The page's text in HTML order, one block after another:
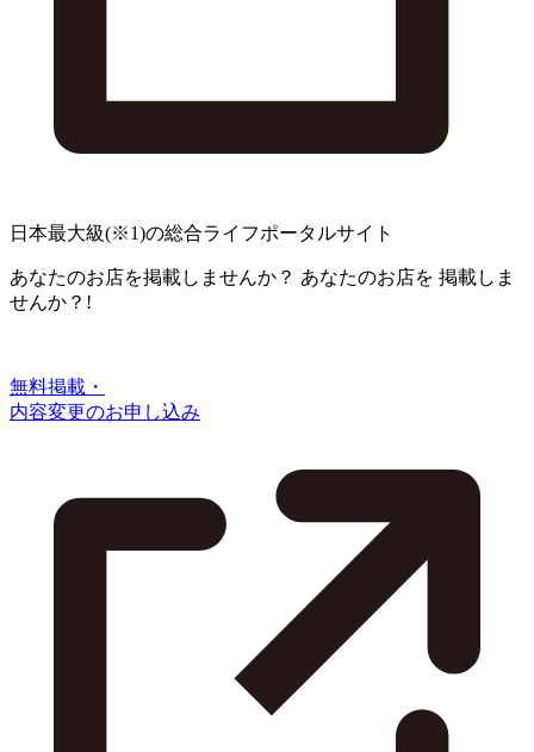
日本最大級(※1)の総合ライフポータルサイト
あなたのお店を掲載しませんか？ あなたのお店を 掲載しま
せんか？!
無料掲載・
内容変更のお申し込み